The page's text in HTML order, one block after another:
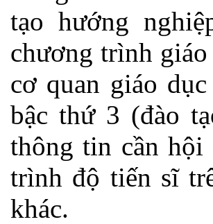
tạo hướng
chương trình
cơ quan giáo
bậc thứ 3 (đào
thông tin cần hội
trình độ tiến sĩ
khác.